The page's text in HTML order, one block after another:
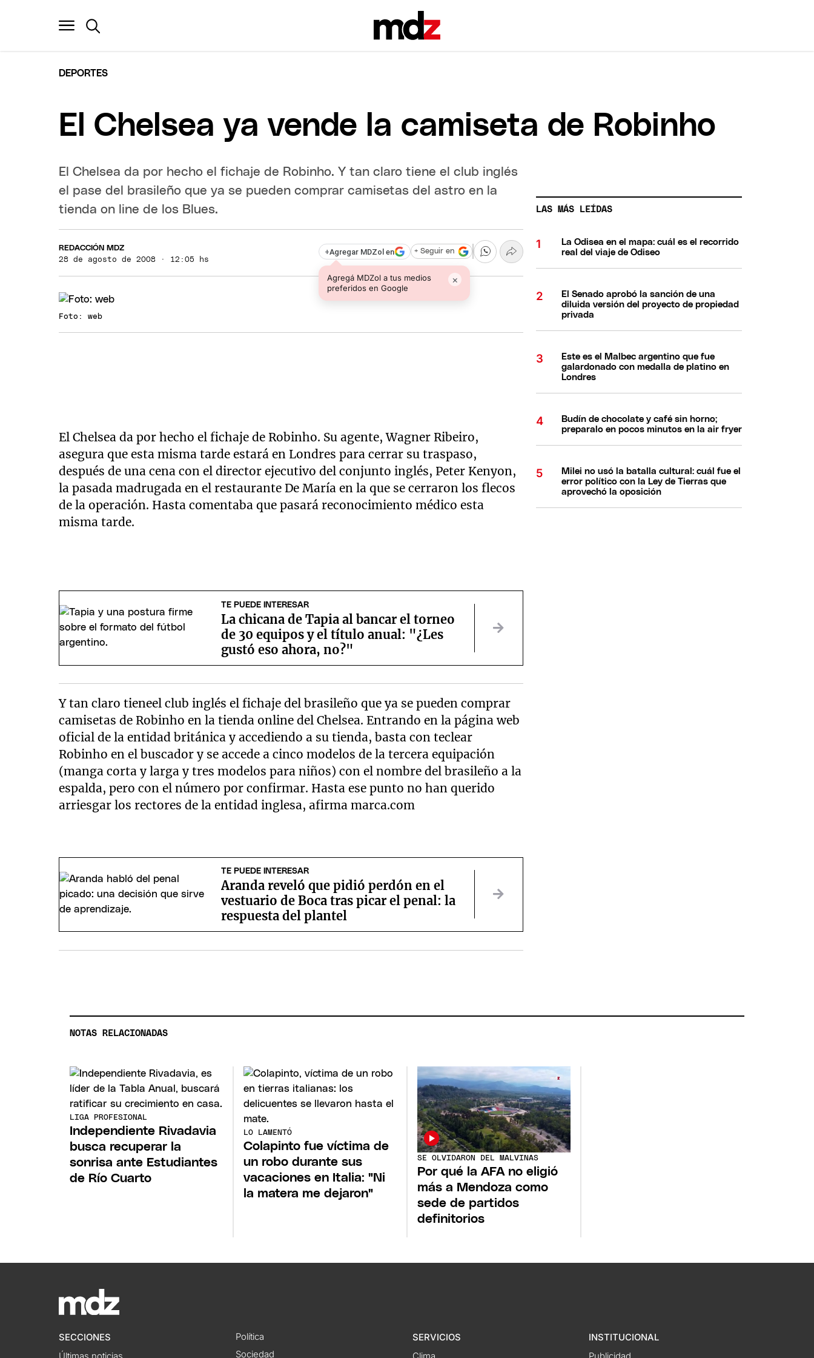
DEPORTES
El Chelsea ya vende la camiseta de Robinho
El Chelsea da por hecho el fichaje de Robinho. Y tan claro tiene el club inglés
el pase del brasileño que ya se pueden comprar camisetas del astro en la
tienda on line de los Blues.
REDACCIÓN MDZ
28 de agosto de 2008 · 12:05 hs
+Agregar MDZol en
Agregá MDZol a tus medios
preferidos en Google
×
+ Seguir en
Foto: web
El Chelsea da por hecho el fichaje de Robinho. Su agente, Wagner Ribeiro,
asegura que esta misma tarde estará en Londres para cerrar su traspaso,
después de una cena con el director ejecutivo del conjunto inglés, Peter Kenyon,
la pasada madrugada en el restaurante De María en la que se cerraron los flecos
de la operación. Hasta comentaba que pasará reconocimiento médico esta
misma tarde.
TE PUEDE INTERESAR
La chicana de Tapia al bancar el torneo
de 30 equipos y el título anual: "¿Les
gustó eso ahora, no?"
Y tan claro tieneel club inglés el fichaje del brasileño que ya se pueden comprar
camisetas de Robinho en la tienda online del Chelsea. Entrando en la página web
oficial de la entidad británica y accediendo a su tienda, basta con teclear
Robinho en el buscador y se accede a cinco modelos de la tercera equipación
(manga corta y larga y tres modelos para niños) con el nombre del brasileño a la
espalda, pero con el número por confirmar. Hasta ese punto no han querido
arriesgar los rectores de la entidad inglesa, afirma marca.com
TE PUEDE INTERESAR
Aranda reveló que pidió perdón en el
vestuario de Boca tras picar el penal: la
respuesta del plantel
LAS MÁS LEÍDAS
La Odisea en el mapa: cuál es el recorrido
real del viaje de Odiseo
El Senado aprobó la sanción de una
diluida versión del proyecto de propiedad
privada
Este es el Malbec argentino que fue
galardonado con medalla de platino en
Londres
Budín de chocolate y café sin horno;
preparalo en pocos minutos en la air fryer
Milei no usó la batalla cultural: cuál fue el
error político con la Ley de Tierras que
aprovechó la oposición
NOTAS RELACIONADAS
LIGA PROFESIONAL
Independiente Rivadavia
busca recuperar la
sonrisa ante Estudiantes
de Río Cuarto
LO LAMENTÓ
Colapinto fue víctima de
un robo durante sus
vacaciones en Italia: "Ni
la matera me dejaron"
SE OLVIDARON DEL MALVINAS
Por qué la AFA no eligió
más a Mendoza como
sede de partidos
definitorios
SECCIONES
Política
Sociedad
SERVICIOS
INSTITUCIONAL